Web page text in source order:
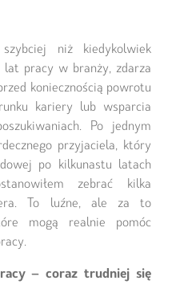
niż kiedykolwiek
lat pracy w branży, zdarza
koniecznością powrotu
kariery lub wsparcia
Po jednym
przyjaciela, który
po kilkunastu latach
zebrać kilka
To luźne, ale za to
mogą realnie pomóc
– coraz trudniej się